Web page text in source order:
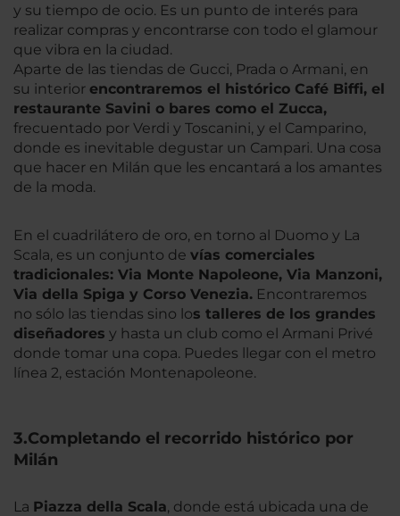
y su tiempo de ocio. Es un punto de interés para
realizar compras y encontrarse con todo el glamour
que vibra en la ciudad.
Aparte de las tiendas de Gucci, Prada o Armani, en
su interior encontraremos el histórico Café Biffi, el
restaurante Savini o bares como el Zucca,
frecuentado por Verdi y Toscanini, y el Camparino,
donde es inevitable degustar un Campari. Una cosa
que hacer en Milán que les encantará a los amantes
de la moda.
En el cuadrilátero de oro, en torno al Duomo y La
Scala, es un conjunto de vías comerciales
tradicionales: Via Monte Napoleone, Via Manzoni,
Via della Spiga y Corso Venezia. Encontraremos
no sólo las tiendas sino los talleres de los grandes
diseñadores y hasta un club como el Armani Privé
donde tomar una copa. Puedes llegar con el metro
línea 2, estación Montenapoleone.
3.Completando el recorrido histórico por
Milán
La Piazza della Scala, donde está ubicada una de